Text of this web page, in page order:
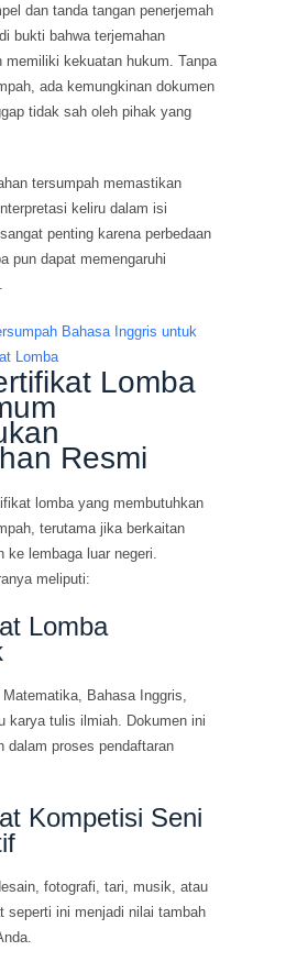
dan tanda tangan penerjemah
bukti bahwa terjemahan
memiliki kekuatan hukum. Tanpa
ada kemungkinan dokumen
tidak sah oleh pihak yang
tersumpah memastikan
keliru dalam isi
penting karena perbedaan
pun dapat memengaruhi
Lomba
Resmi
lomba yang membutuhkan
terutama jika berkaitan
ke lembaga luar negeri.
meliputi:
Lomba
Bahasa Inggris,
karya tulis ilmiah. Dokumen ini
dalam proses pendaftaran
Kompetisi Seni
fotografi, tari, musik, atau
seperti ini menjadi nilai tambah